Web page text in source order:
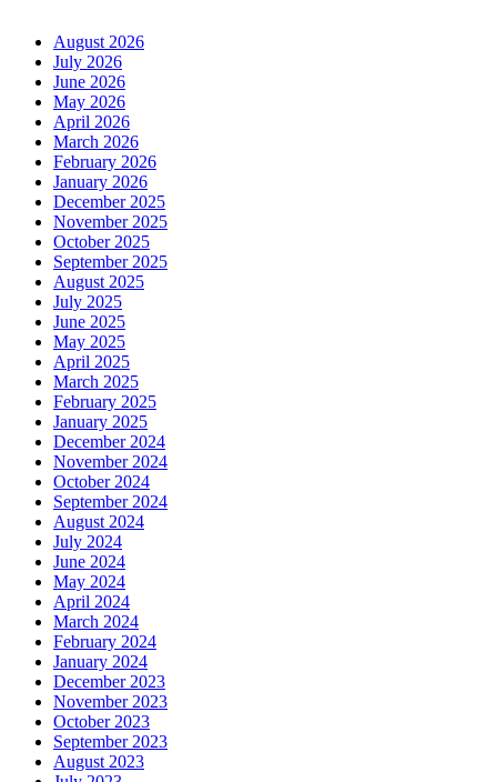
August 2026
July 2026
June 2026
May 2026
April 2026
March 2026
February 2026
January 2026
December 2025
November 2025
October 2025
September 2025
August 2025
July 2025
June 2025
May 2025
April 2025
March 2025
February 2025
January 2025
December 2024
November 2024
October 2024
September 2024
August 2024
July 2024
June 2024
May 2024
April 2024
March 2024
February 2024
January 2024
December 2023
November 2023
October 2023
September 2023
August 2023